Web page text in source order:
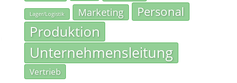
Lager/Logistik Marketing Personal
Produktion
Unternehmensleitung
Vertrieb